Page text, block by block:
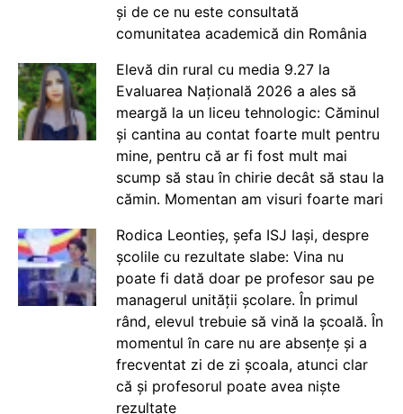
și de ce nu este consultată
comunitatea academică din România
Elevă din rural cu media 9.27 la
Evaluarea Națională 2026 a ales să
meargă la un liceu tehnologic: Căminul
și cantina au contat foarte mult pentru
mine, pentru că ar fi fost mult mai
scump să stau în chirie decât să stau la
cămin. Momentan am visuri foarte mari
Rodica Leontieș, șefa ISJ Iași, despre
școlile cu rezultate slabe: Vina nu
poate fi dată doar pe profesor sau pe
managerul unității școlare. În primul
rând, elevul trebuie să vină la școală. În
momentul în care nu are absențe și a
frecventat zi de zi școala, atunci clar
că și profesorul poate avea niște
rezultate